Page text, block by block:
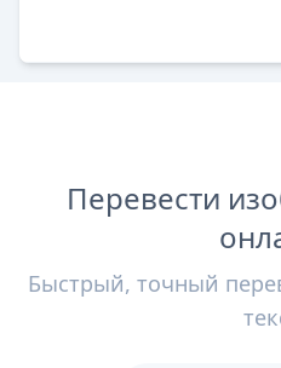
Перевести
Быстрый, точный